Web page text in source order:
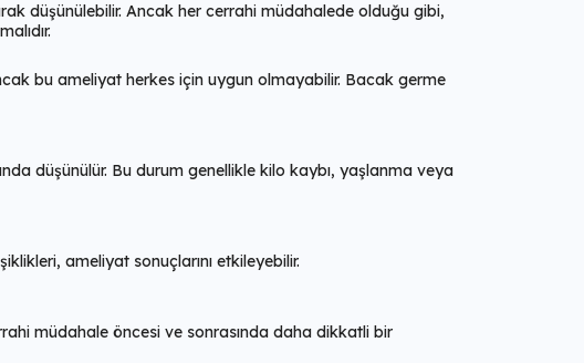
düşünülebilir. Ancak her cerrahi müdahalede olduğu gibi,
bu ameliyat herkes için uygun olmayabilir. Bacak germe
düşünülür. Bu durum genellikle kilo kaybı, yaşlanma veya
ameliyat sonuçlarını etkileyebilir.
müdahale öncesi ve sonrasında daha dikkatli bir